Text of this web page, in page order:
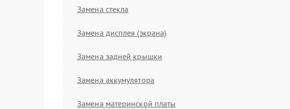
Замена стекла
Замена дисплея (экрана)
Замена задней крышки
Замена аккумулятора
Замена материнской платы